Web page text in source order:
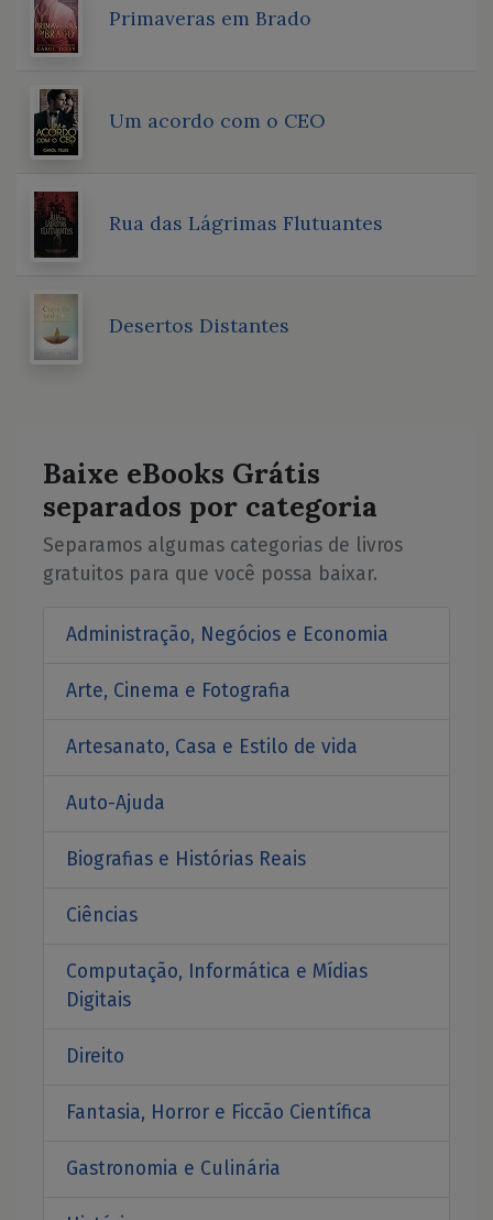
Primaveras em Brado
Um acordo com o CEO
Rua das Lágrimas Flutuantes
Desertos Distantes
Baixe eBooks Grátis
separados por categoria
Separamos algumas categorias de livros
gratuitos para que você possa baixar.
Administração, Negócios e Economia
Arte, Cinema e Fotografia
Artesanato, Casa e Estilo de vida
Auto-Ajuda
Biografias e Histórias Reais
Ciências
Computação, Informática e Mídias
Digitais
Direito
Fantasia, Horror e Ficcão Científica
Gastronomia e Culinária